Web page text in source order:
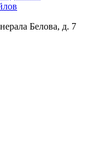
Белова, д. 7